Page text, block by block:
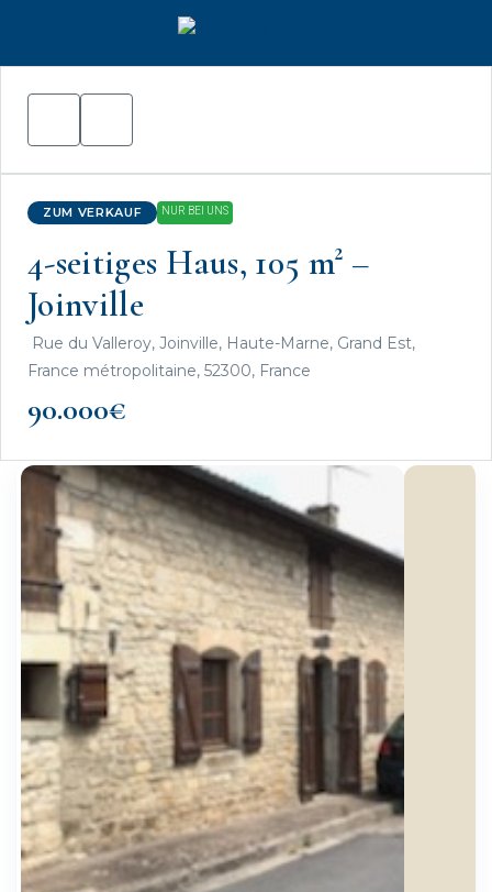
ZUM VERKAUF NUR BEI UNS
4-seitiges Haus, 105 m² –
Joinville
Rue du Valleroy, Joinville, Haute-Marne, Grand Est,
France métropolitaine, 52300, France
90.000€